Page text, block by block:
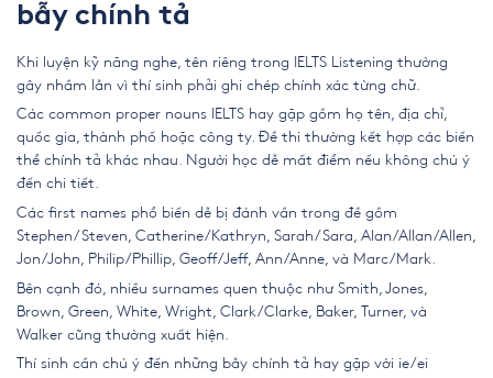
bẫy chính tả
Khi luyện kỹ năng nghe, tên riêng trong IELTS Listening thường
gây nhầm lẫn vì thí sinh phải ghi chép chính xác từng chữ.
Các common proper nouns IELTS hay gặp gồm họ tên, địa chỉ,
quốc gia, thành phố hoặc công ty. Đề thi thường kết hợp các biến
thể chính tả khác nhau. Người học dễ mất điểm nếu không chú ý
đến chi tiết.
Các first names phổ biến dễ bị đánh vần trong đề gồm
Stephen/Steven, Catherine/Kathryn, Sarah/Sara, Alan/Allan/Allen,
Jon/John, Philip/Phillip, Geoff/Jeff, Ann/Anne, và Marc/Mark.
Bên cạnh đó, nhiều surnames quen thuộc như Smith, Jones,
Brown, Green, White, Wright, Clark/Clarke, Baker, Turner, và
Walker cũng thường xuất hiện.
Thí sinh cần chú ý đến những bẫy chính tả hay gặp với ie/ei